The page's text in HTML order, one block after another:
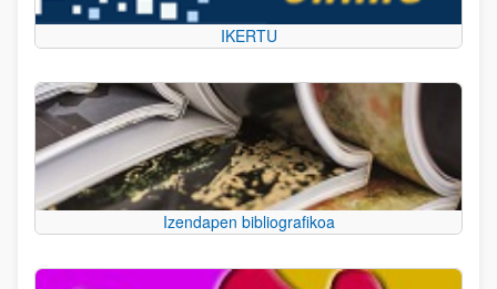
IKERTU
Izendapen bibliografikoa